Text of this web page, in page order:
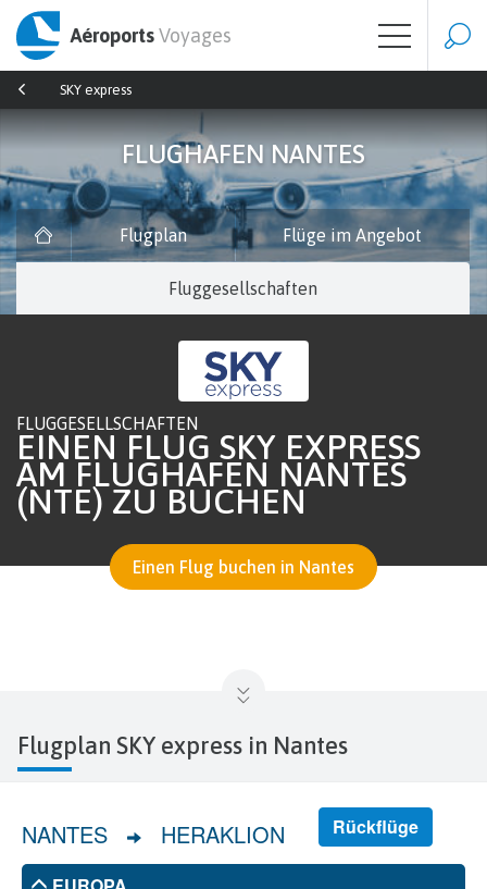
AéroportsVoyages
SKY express
FLUGHAFEN NANTES
Flugplan Flüge im Angebot
Fluggesellschaften
FLUGGESELLSCHAFTEN
EINEN FLUG SKY EXPRESS
AM FLUGHAFEN NANTES
(NTE) ZU BUCHEN
Einen Flug buchen in Nantes
Flugplan SKY express in Nantes